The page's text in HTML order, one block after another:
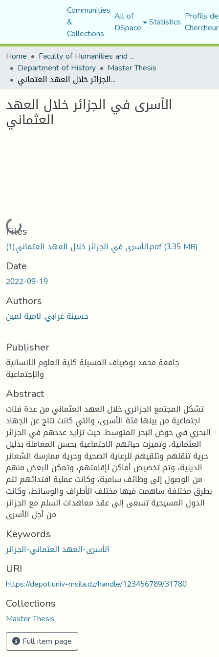
Communities
&
Collections
All of
DSpace Statistics Profils
Home
Faculty of Humanities and Social Sciences
Department of History Master Thesis
الأسرى في الجزائر خلال العهد العثماني
الأسرى في الجزائر خلال العهد
العثماني
Loading...
Files
الأسرى في الجزائر خلال العهد العثماني(1).pdf(3.35 MB)
Date
2022-09-19
Authors
حسينة غرابي, لامية لمين
Publisher
جامعة محمد بوضياف المسيلة كلية العلوم الانسانية
والإجتماعية
Abstract
تشكل المجتمع الجزائري خلال العهد العثماني من عدة فئات
اجتماعية من بينها فئة الأسرى، والتي كانت نتاج عن الجهاد
البحري في حوض البحر المتوسط. حيث تزايد عددهم في الجزائر
العثمانية، وتميزت حياتهم الاجتماعية بحسن المعاملة بدليل
حرية تنقلهم وتلقيهم للرعاية الصحية وحرية ممارسة الشعائر
الدينية، وتم تخصيص أماكن لإقامتهم، وتمكن البعض منهم
من الوصول إلى وظائف سامية، وكانت عملية افتدائهم تتم
بطرق مختلفة ساهمت فيها مختلف الأطراف والوسائط، وكانت
الدول المسيحية تسعى إلى عقد معاهدات السلم مع الجزائر
من أجل الأسرى.
Keywords
الأسرى-العهد العثماني-الجزائر
URI
https://depot.univ-msila.dz/handle/123456789/31780
Collections
Master Thesis
Full item page